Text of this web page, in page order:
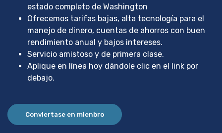
estado completo de Washington
Ofrecemos tarifas bajas, alta tecnología para el
manejo de dinero, cuentas de ahorros con buen
rendimiento anual y bajos intereses.
Servicio amistoso y de primera clase.
Aplique en línea hoy dándole clic en el link por
debajo.
Conviertase en mienbro